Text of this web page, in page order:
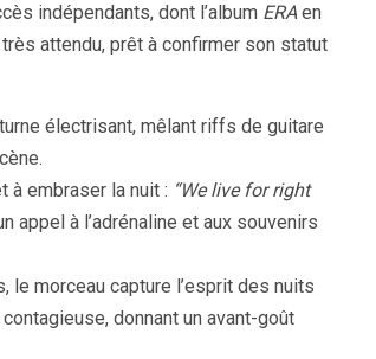
indépendants, dont l’album ERAen
attendu, prêt à confirmer son statut
électrisant, mêlant riffs de guitare
à embraser la nuit : “We live for right
appel à l’adrénaline et aux souvenirs
le morceau capture l’esprit des nuits
donnant un avant-goût